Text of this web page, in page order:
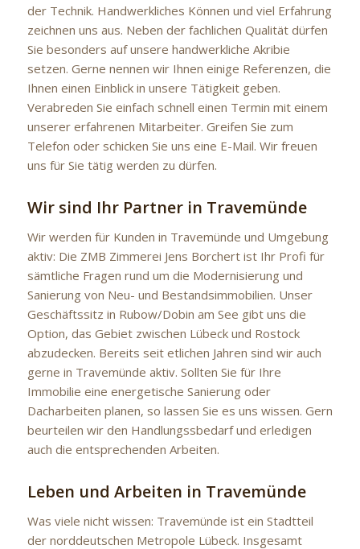
der Technik. Handwerkliches Können und viel Erfahrung
zeichnen uns aus. Neben der fachlichen Qualität dürfen
Sie besonders auf unsere handwerkliche Akribie
setzen. Gerne nennen wir Ihnen einige Referenzen, die
Ihnen einen Einblick in unsere Tätigkeit geben.
Verabreden Sie einfach schnell einen Termin mit einem
unserer erfahrenen Mitarbeiter. Greifen Sie zum
Telefon oder schicken Sie uns eine E-Mail. Wir freuen
uns für Sie tätig werden zu dürfen.
Wir sind Ihr Partner in Travemünde
Wir werden für Kunden in Travemünde und Umgebung
aktiv: Die ZMB Zimmerei Jens Borchert ist Ihr Profi für
sämtliche Fragen rund um die Modernisierung und
Sanierung von Neu- und Bestandsimmobilien. Unser
Geschäftssitz in Rubow/Dobin am See gibt uns die
Option, das Gebiet zwischen Lübeck und Rostock
abzudecken. Bereits seit etlichen Jahren sind wir auch
gerne in Travemünde aktiv. Sollten Sie für Ihre
Immobilie eine energetische Sanierung oder
Dacharbeiten planen, so lassen Sie es uns wissen. Gern
beurteilen wir den Handlungssbedarf und erledigen
auch die entsprechenden Arbeiten.
Leben und Arbeiten in Travemünde
Was viele nicht wissen: Travemünde ist ein Stadtteil
der norddeutschen Metropole Lübeck. Insgesamt